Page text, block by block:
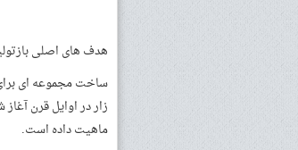
هدف­ های اصلی
زار در اوایل قرن
ماهیت داده است.